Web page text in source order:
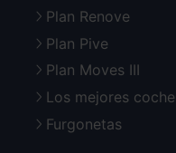
Plan Renove
Plan Pive
Plan Moves III
Los mejores
Furgonetas